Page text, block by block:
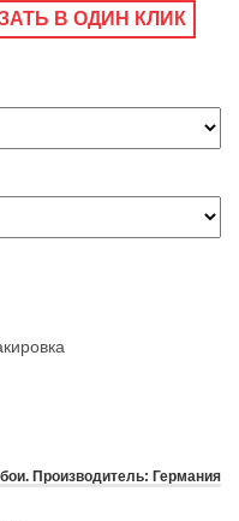
В ОДИН КЛИК
Производитель: Германия